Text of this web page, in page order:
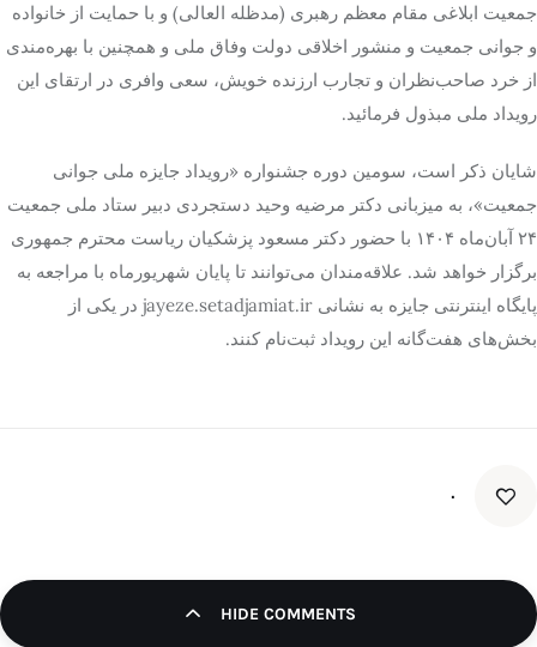
جمعیت ابلاغی مقام معظم رهبری (مدظله العالی) و با حمایت از خانواده
و جوانی جمعیت و منشور اخلاقی دولت وفاق ملی و همچنین با بهره‌مندی
از خرد صاحب‌نظران و تجارب ارزنده خویش، سعی وافری در ارتقای این
رویداد ملی مبذول فرمائید.
شایان ذکر است‌، سومین دوره جشنواره «رویداد جایزه ملی جوانی
جمعیت»، به میزبانی دکتر مرضیه وحید دستجردی دبیر ستاد ملی جمعیت
۲۴ آبان‌ماه
با حضور دکتر مسعود پزشکیان ریاست محترم جمهوری
برگزار خواهد شد. علاقه‌مندان می‌توانند تا پایان شهریورماه با مراجعه به
پایگاه اینترنتی جایزه به نشانی jayeze.setadjamiat.ir در یکی از
بخش‌های هفت‌گانه این رویداد ثبت‌نام کنند.
۰
HIDE COMMENTS